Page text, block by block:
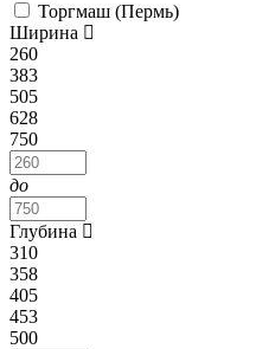
Торгмаш (Пермь)
Ширина
260
383
505
628
750
до
Глубина
310
358
405
453
500